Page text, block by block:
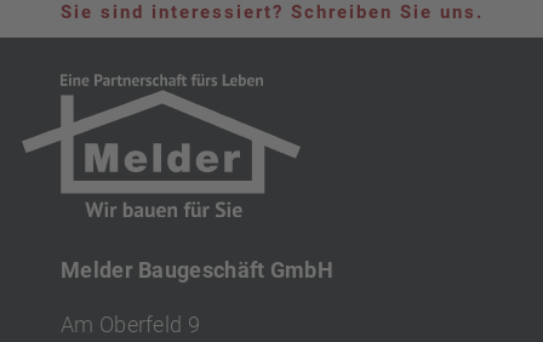
Sie sind interessiert? Schreiben Sie uns.
Melder Baugeschäft GmbH
Am Oberfeld 9